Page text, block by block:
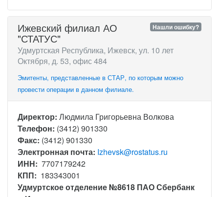
Нашли ошибку?
Ижевский филиал АО
"СТАТУС"
Удмуртская Республика, Ижевск, ул. 10 лет
Октября, д. 53, офис 484
Эмитенты, представленные в СТАР, по которым можно
провести операции в данном филиале.
Директор: Людмила Григорьевна Волкова
Телефон: (3412) 901330
Факс: (3412) 901330
Электронная почта: Izhevsk@rostatus.ru
ИНН: 7707179242
КПП: 183343001
Удмуртское отделение №8618 ПАО Сбербанк